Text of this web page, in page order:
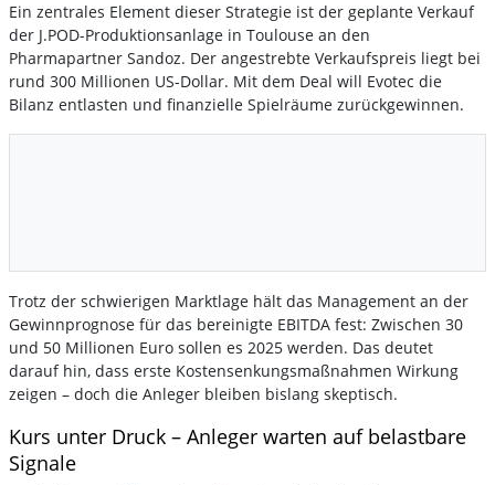
Ein zentrales Element dieser Strategie ist der geplante Verkauf
der J.POD-Produktionsanlage in Toulouse an den
Pharmapartner Sandoz. Der angestrebte Verkaufspreis liegt bei
rund 300 Millionen US-Dollar. Mit dem Deal will Evotec die
Bilanz entlasten und finanzielle Spielräume zurückgewinnen.
Trotz der schwierigen Marktlage hält das Management an der
Gewinnprognose für das bereinigte EBITDA fest: Zwischen 30
und 50 Millionen Euro sollen es 2025 werden. Das deutet
darauf hin, dass erste Kostensenkungsmaßnahmen Wirkung
zeigen – doch die Anleger bleiben bislang skeptisch.
Kurs unter Druck – Anleger warten auf belastbare
Signale